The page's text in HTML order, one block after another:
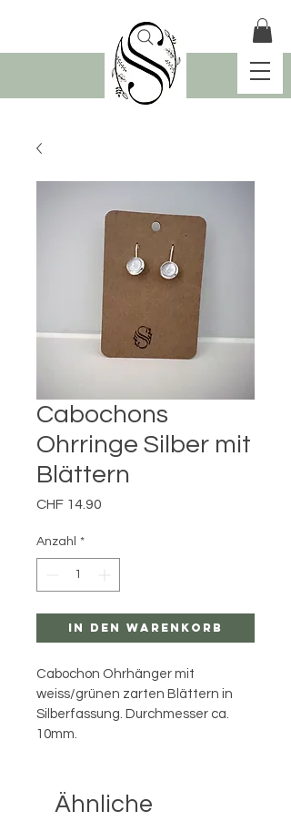
Cabochons
Ohrringe Silber mit
Blättern
CHF 14.90
Anzahl *
In den Warenkorb
Cabochon Ohrhänger mit
weiss/grünen zarten Blättern in
Silberfassung. Durchmesser ca.
10mm.
Ähnliche